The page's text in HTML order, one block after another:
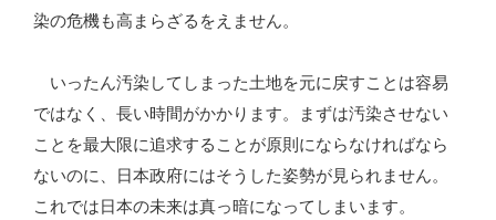
染の危機も高まらざるをえません。
いったん汚染してしまった土地を元に戻すことは容易
ではなく、長い時間がかかります。まずは汚染させない
ことを最大限に追求することが原則にならなければなら
ないのに、日本政府にはそうした姿勢が見られません。
これでは日本の未来は真っ暗になってしまいます。